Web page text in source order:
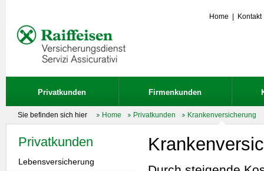
Home Kontakt
Privatkunden Firmenkunden
Sie befinden sich hier Home Privatkunden Krankenversicherung
Privatkunden
Lebensversicherung